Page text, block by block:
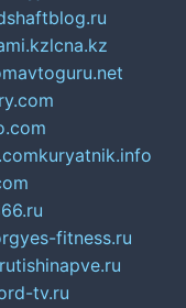
lcna.kz
avtoguru.net
kuryatnik.info
yes-fitness.ru
tishinapve.ru
tv.ru